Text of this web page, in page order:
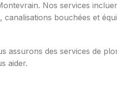
Nos services
canalisations bouchées et
des services de
aider.